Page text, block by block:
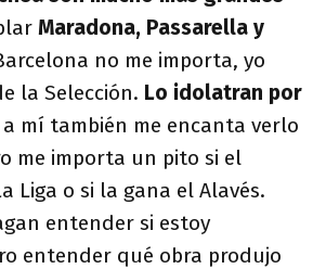
Maradona, Passarella y
no me importa, yo
la Selección. Lo idolatran por
a mí también me encanta verlo
me importa un pito si el
Liga o si la gana el Alavés.
entender si estoy
entender qué obra produjo